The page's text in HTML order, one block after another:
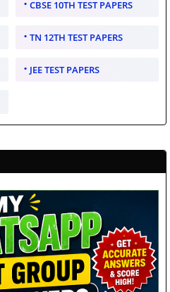
CBSE 10TH TEST PAPERS
TN 12TH TEST PAPERS
JEE TEST PAPERS